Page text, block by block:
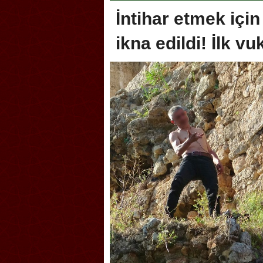
İntihar etmek için
ikna edildi! İlk
Akçakoca, Geleneksel
Şampiyonası’na ev